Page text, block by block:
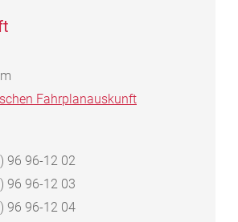
Fahrplanauskunft
96 96-12 02
96 96-12 03
96 96-12 04